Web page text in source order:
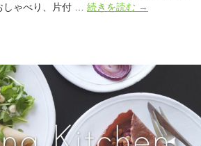
しゃべり、片付 … 続きを読む 10
の
夜
長
似
合
→